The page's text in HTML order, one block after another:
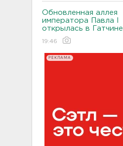
Обновленная аллея
императора Павла I
открылась в Гатчине
19:46
РЕКЛАМА